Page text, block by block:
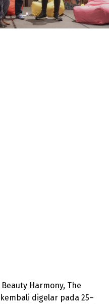
Harmony, The
digelar pada 25–